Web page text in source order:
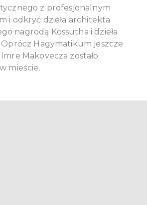
z profesjonalnym
i odkryć dzieła architekta
nagrodą Kossutha i dzieła
Hagymatikum jeszcze
Makovecza zostało
mieście.